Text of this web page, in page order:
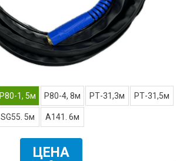
ВЫ ВЫБРАЛИ:
Р80-1, 5м Р80-4, 8м РТ-31,3м РТ-31,5м
SG55. 5м A141. 6м
ЦЕНА